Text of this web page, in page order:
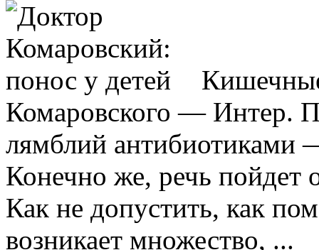
Комаровского — Интер.
лямблий антибиотиками
Конечно же, речь
Как не допустить, как
возникает множество, ...